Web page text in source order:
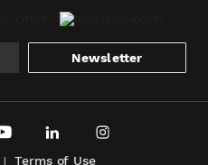
Newsletter
Terms of Use